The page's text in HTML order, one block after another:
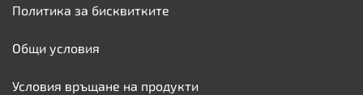
Политика за бисквитките
Общи условия
Условия връщане на продукти